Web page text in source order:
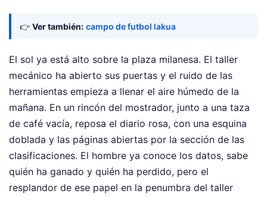
👉 Ver también: campo de futbol lakua
El sol ya está alto sobre la plaza milanesa. El taller
mecánico ha abierto sus puertas y el ruido de las
herramientas empieza a llenar el aire húmedo de la
mañana. En un rincón del mostrador, junto a una taza
de café vacía, reposa el diario rosa, con una esquina
doblada y las páginas abiertas por la sección de las
clasificaciones. El hombre ya conoce los datos, sabe
quién ha ganado y quién ha perdido, pero el
resplandor de ese papel en la penumbra del taller